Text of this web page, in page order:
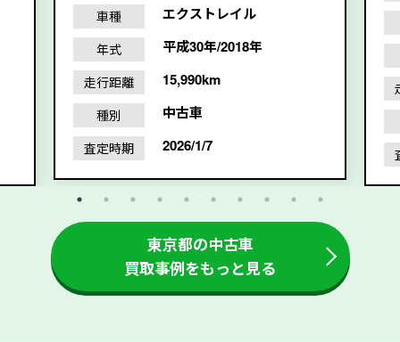
車種 エクストレイル
年式 平成30年/2018年
走行距離 15,990km
種別 中古車
査定時期 2026/1/7
東京都の中古車
買取事例をもっと見る